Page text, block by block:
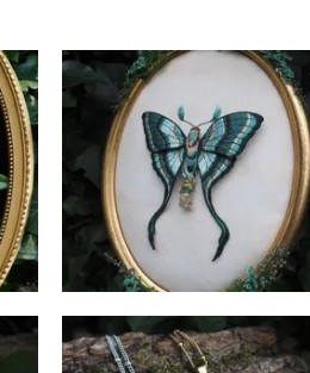
Aqualis memoris
Veilleur des Eaux
€
Amanite des Bois